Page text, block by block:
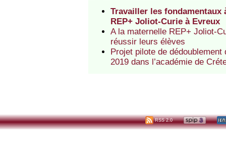
Travailler les fondamentaux
REP+ Joliot-Curie à Evreux
A la maternelle REP+ Joliot-
réussir leurs élèves
Projet pilote de
2019 dans l’académie de
RSS 2.0